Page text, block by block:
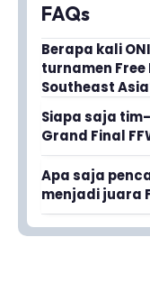
FAQs
Berapa kali
turnamen Free
Southeast
ONIC baru saja
Spring,
esports
Siapa saja
Grand Final
Artikel tidak
nama-nama
menekankan
mengalahkan
Apa saja
menjadi juara
Artikel